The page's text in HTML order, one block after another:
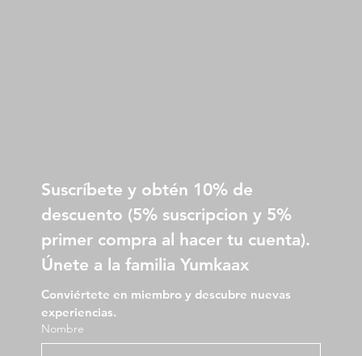
Suscríbete y obtén 10% de
descuento (5% suscripcion y 5%
primer compra al hacer tu cuenta).
Únete a la familia Yumkaax
Conviértete en miembro y descubre nuevas
experiencias.
Nombre